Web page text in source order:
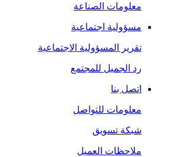
معلومات الصناعة
مسؤولية اجتماعية
تقرير المسؤولية الاجتماعية
رد الجميل للمجتمع
اتصل بنا
معلومات للتواصل
شبكة تسويق
ملاحظات العميل